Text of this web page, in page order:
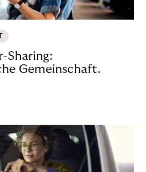
Sharing:
Gemeinschaft.